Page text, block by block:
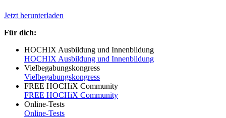
Jetzt herunterladen
Für dich:
HOCHIX Ausbildung und Innenbildung
HOCHIX Ausbildung und Innenbildung
Vielbegabungskongress
Vielbegabungskongress
FREE HOCHiX Community
FREE HOCHiX Community
Online-Tests
Online-Tests